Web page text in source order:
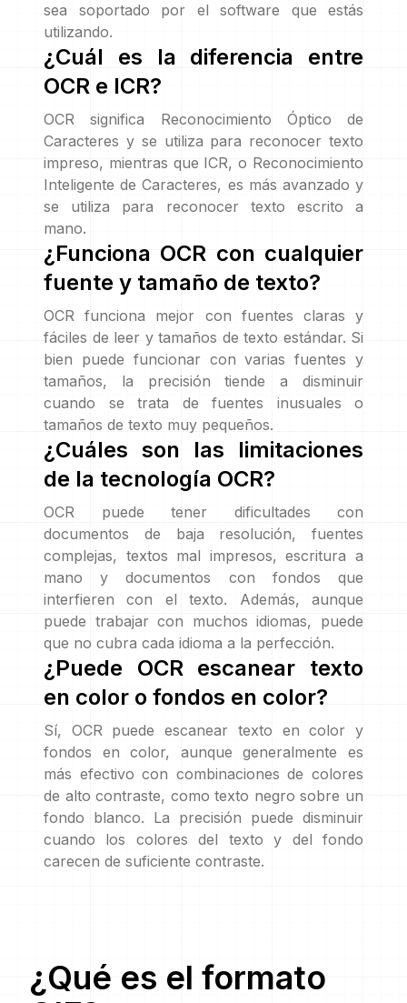
sea soportado por el software que estás
utilizando.
¿Cuál es la diferencia entre
OCR e ICR?
OCR significa Reconocimiento Óptico de
Caracteres y se utiliza para reconocer texto
impreso, mientras que ICR, o Reconocimiento
Inteligente de Caracteres, es más avanzado y
se utiliza para reconocer texto escrito a
mano.
¿Funciona OCR con cualquier
fuente y tamaño de texto?
OCR funciona mejor con fuentes claras y
fáciles de leer y tamaños de texto estándar. Si
bien puede funcionar con varias fuentes y
tamaños, la precisión tiende a disminuir
cuando se trata de fuentes inusuales o
tamaños de texto muy pequeños.
¿Cuáles son las limitaciones
de la tecnología OCR?
OCR puede tener dificultades con
documentos de baja resolución, fuentes
complejas, textos mal impresos, escritura a
mano y documentos con fondos que
interfieren con el texto. Además, aunque
puede trabajar con muchos idiomas, puede
que no cubra cada idioma a la perfección.
¿Puede OCR escanear texto
en color o fondos en color?
Sí, OCR puede escanear texto en color y
fondos en color, aunque generalmente es
más efectivo con combinaciones de colores
de alto contraste, como texto negro sobre un
fondo blanco. La precisión puede disminuir
cuando los colores del texto y del fondo
carecen de suficiente contraste.
¿Qué es el formato